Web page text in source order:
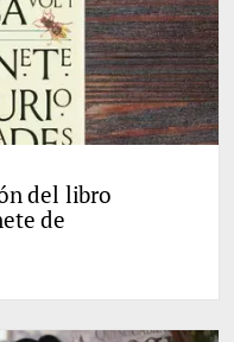
del libro
de